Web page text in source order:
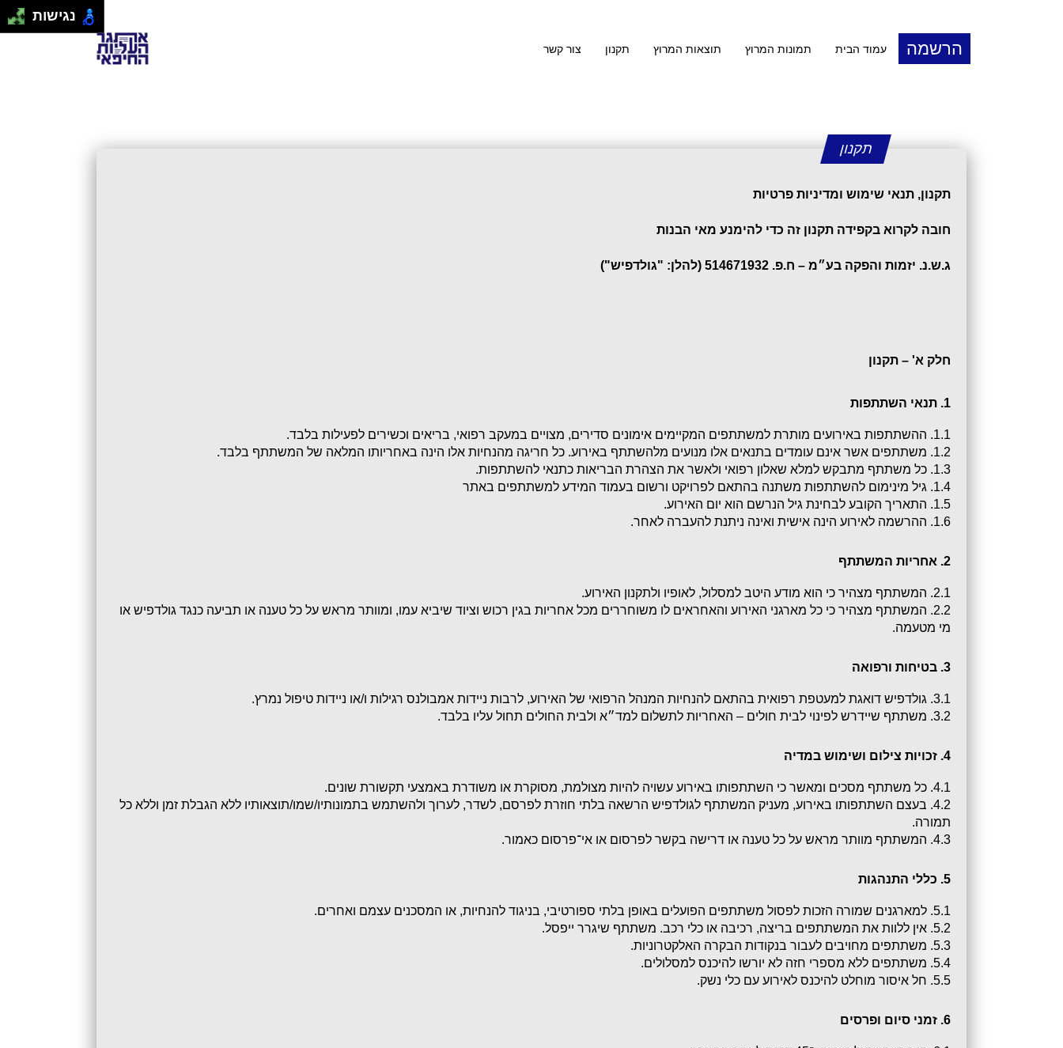
הרשמה עמוד הבית תמונות המרוץ תוצאות המרוץ תקנון צור קשר
תקנון
תקנון, תנאי שימוש ומדיניות פרטיות
חובה לקרוא בקפידה תקנון זה כדי להימנע מאי הבנות
ג.ש.נ. יזמות והפקה בע״מ – ח.פ. 514671932 (להלן: "גולדפיש")
חלק א' – תקנון
1. תנאי השתתפות
1.1. ההשתתפות באירועים מותרת למשתתפים המקיימים אימונים סדירים, מצויים במעקב רפואי, בריאים וכשירים לפעילות בלבד.
1.2. משתתפים אשר אינם עומדים בתנאים אלו מנועים מלהשתתף באירוע. כל חריגה מהנחיות אלו הינה באחריותו המלאה של המשתתף בלבד.
1.3. כל משתתף מתבקש למלא שאלון רפואי ולאשר את הצהרת הבריאות כתנאי להשתתפות.
1.4. גיל מינימום להשתתפות משתנה בהתאם לפרויקט ורשום בעמוד המידע למשתתפים באתר
1.5. התאריך הקובע לבחינת גיל הנרשם הוא יום האירוע.
1.6. ההרשמה לאירוע הינה אישית ואינה ניתנת להעברה לאחר.
2. אחריות המשתתף
2.1. המשתתף מצהיר כי הוא מודע היטב למסלול, לאופיו ולתקנון האירוע.
מי מטעמה.
3. בטיחות ורפואה
3.1. גולדפיש דואגת למעטפת רפואית בהתאם להנחיות המנהל הרפואי של האירוע, לרבות ניידות אמבולנס רגילות ו/או ניידות טיפול נמרץ.
3.2. משתתף שיידרש לפינוי לבית חולים – האחריות לתשלום למד״א ולבית החולים תחול עליו בלבד.
4. זכויות צילום ושימוש במדיה
4.1. כל משתתף מסכים ומאשר כי השתתפותו באירוע עשויה להיות מצולמת, מסוקרת או משודרת באמצעי תקשורת שונים.
תמורה.
4.3. המשתתף מוותר מראש על כל טענה או דרישה בקשר לפרסום או אי־פרסום כאמור.
5. כללי התנהגות
5.1. למארגנים שמורה הזכות לפסול משתתפים הפועלים באופן בלתי ספורטיבי, בניגוד להנחיות, או המסכנים עצמם ואחרים.
5.2. אין ללוות את המשתתפים בריצה, רכיבה או כלי רכב. משתתף שיגרר ייפסל.
5.3. משתתפים מחויבים לעבור בנקודות הבקרה האלקטרוניות.
5.4. משתתפים ללא מספרי חזה לא יורשו להיכנס למסלולים.
5.5. חל איסור מוחלט להיכנס לאירוע עם כלי נשק.
6. זמני סיום ופרסים
נגישות